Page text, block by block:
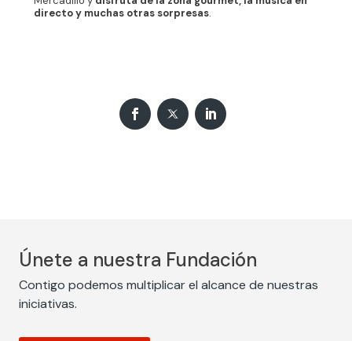
directo y muchas otras sorpresas.
Únete a nuestra Fundación
Contigo podemos multiplicar el alcance de nuestras
iniciativas.